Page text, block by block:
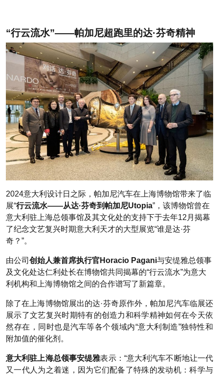
“行云流水”——帕加尼超跑里的达·芬奇精神
2024意大利设计日之际，帕加尼汽车在上海博物馆带来了临
展“行云流水——从达·芬奇到帕加尼Utopia”，该博物馆曾在
意大利驻上海总领事馆及其文化处的支持下于去年12月揭幕
了纪念文艺复兴时期意大利天才的大型展览“谁是达·芬
奇？”。
由公司 创始人兼首席执行官Horacio Pagani与安缇雅总领事
及文化处达仁利处长在博物馆共同揭幕的“行云流水”为意大
利机构和上海博物馆之间的合作谱写了新篇章。
除了在上海博物馆展出的达·芬奇原作外，帕加尼汽车临展还
展示了文艺复兴时期特有的创造力和科学精神如何在今天依
然存在，同时也是汽车等各个领域内“意大利制造”独特性和
附加值的催化剂。
意大利驻上海总领事安缇雅表示：“意大利汽车不断地让一代
又一代人为之着迷，因为它们配备了特殊的发动机：科学与